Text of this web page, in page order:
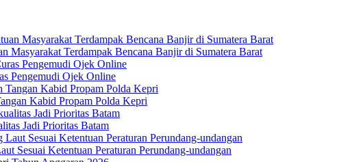
Masyarakat Terdampak Bencana Banjir di Sumatera Barat
Pengemudi Ojek Online
Kabid Propam Polda Kepri
Jadi Prioritas Batam
Sesuai Ketentuan Peraturan Perundang-undangan